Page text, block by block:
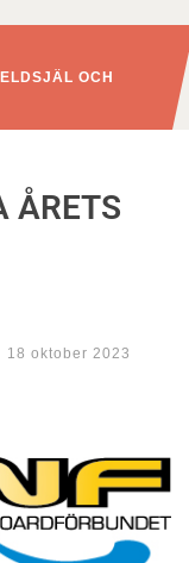
OCH
ÅRETS
18 oktober 2023